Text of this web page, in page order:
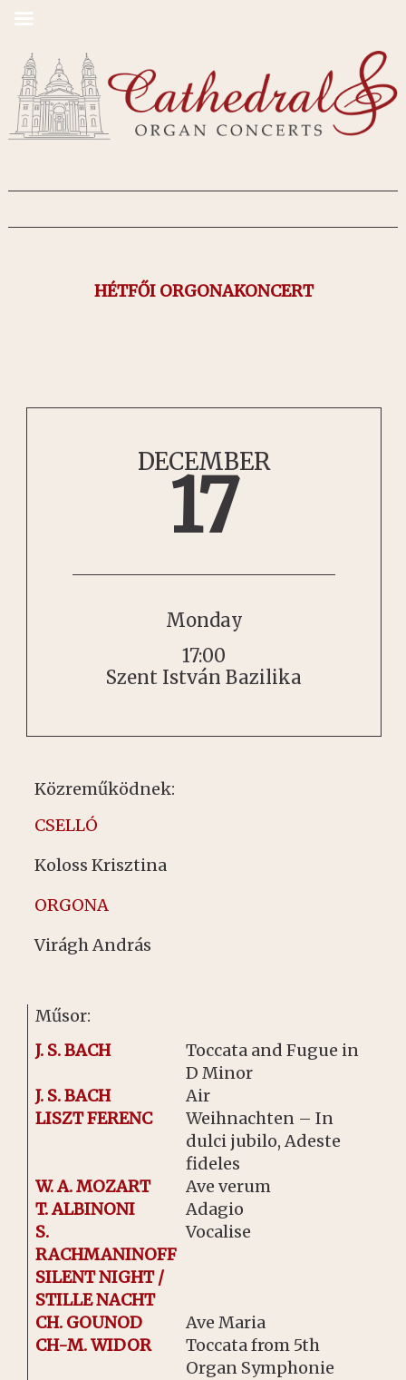
DECEMBER
17
Monday
HÉTFŐI ORGONAKONCERT
17:00
Szent István Bazilika
Közreműködnek:
CSELLÓ
Koloss Krisztina
ORGONA
Virágh András
Műsor:
J. S. BACH
Toccata and Fugue in
D Minor
J. S. BACH
Air
LISZT FERENC
Weihnachten – In
dulci jubilo, Adeste
fideles
W. A. MOZART
Ave verum
T. ALBINONI
Adagio
S.
RACHMANINOFF
Vocalise
SILENT NIGHT /
STILLE NACHT
CH. GOUNOD
Ave Maria
CH-M. WIDOR
Toccata from 5th
Organ Symphonie